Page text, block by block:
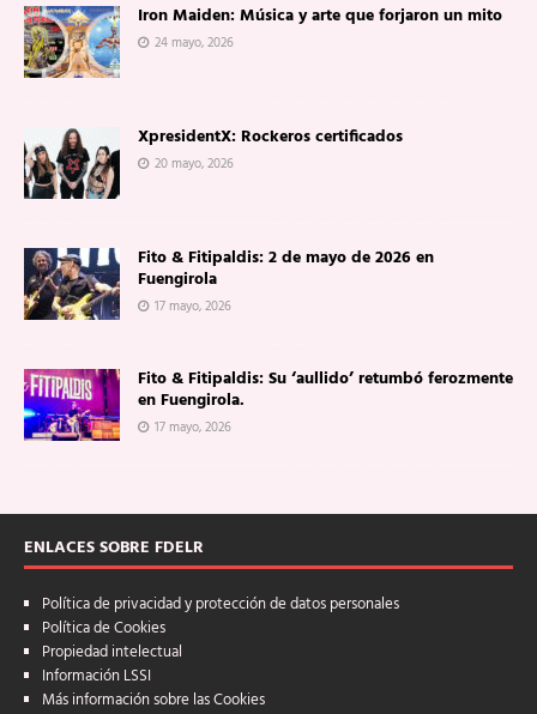
Iron Maiden: Música y arte que forjaron un mito
24 mayo, 2026
XpresidentX: Rockeros certificados
20 mayo, 2026
Fito & Fitipaldis: 2 de mayo de 2026 en
Fuengirola
17 mayo, 2026
Fito & Fitipaldis: Su ‘aullido’ retumbó ferozmente
en Fuengirola.
17 mayo, 2026
ENLACES SOBRE FDELR
Política de privacidad y protección de datos personales
Política de Cookies
Propiedad intelectual
Información LSSI
Más información sobre las Cookies